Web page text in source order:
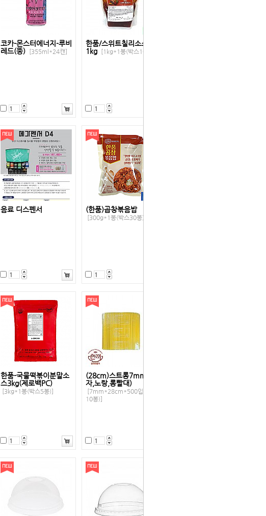
코카-몬스터에너지-루비
레드(뚱)
[355ml*24캔]
한품/스위트칠리소스
1kg
[1kg*1봉(박스10봉)]
음료 디스펜서 (한품)곱창볶음밥
[300g*1봉(박스30봉)]
한품-국물떡볶이분말소
스3kg(제로백PC)
[3kg*1봉(박스5봉)]
(28cm)스트롱7mm(일
자,노랑,롱빨대)
[7mm*28cm*500입(박스
10봉)]